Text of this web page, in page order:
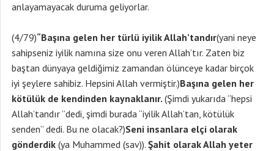
anlayamayacak duruma geliyorlar.
(4/79)“Başına gelen her türlü iyilik Allah’tandır(yani neye
sahipseniz iyilik namına size onu veren Allah’tır. Zaten biz
baştan dünyaya geldiğimiz zamandan ölünceye kadar birçok
iyi şeylere sahibiz. Hepsini Allah vermiştir.)Başına gelen her
kötülük de kendinden kaynaklanır. (Şimdi yukarıda “hepsi
Allah’tandır ”dedi, şimdi burada “iyilik Allah’tan, kötülük
senden” dedi. Bu ne olacak?)Seni insanlara elçi olarak
gönderdik (ya Muhammed (sav)). Şahit olarak Allah yeter